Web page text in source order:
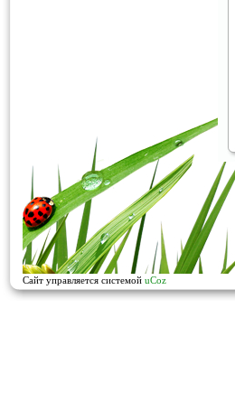
Сайт управляется системой uCoz